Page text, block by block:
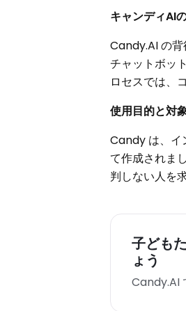
キャンディAI
Candy.AI の
チャットボッ
ロセスでは、
使用目的と対
Candy は、イ
て作成されま
判しない人を
子ども
ょう
Candy.AI